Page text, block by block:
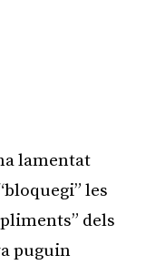
lamentat
les
dels
puguin